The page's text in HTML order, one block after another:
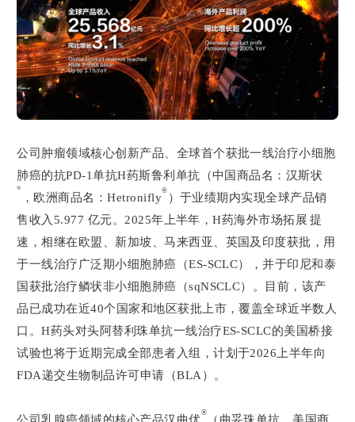
公司肿瘤领域核心创新产品、全球首个获批一线治疗小细胞
肺癌的抗PD-1单抗H药斯鲁利单抗 （中国商品名：汉斯状
®
，欧洲商品名：Hetronifly
®
）于业绩期内实现全球产品销
售收入5.977 亿元。2025年上半年，H药海外市场拓展提
速，相继在欧盟、新加坡、马来西亚、英国及印度获批，用
于一线治疗广泛期小细胞肺癌（ES-SCLC），并于印尼和泰
国获批治疗鳞状非小细胞肺癌（sqNSCLC）。目前，该产
品已成功在近40个国家和地区获批上市，覆盖全球近半数人
口。H药头对头阿替利珠单抗一线治疗ES-SCLC的美国桥接
试验也将于近期完成全部患者入组，计划于2026上半年向
FDA递交生物制品许可申请（BLA）。
公司乳腺癌领域的核心产品汉曲优
®
（曲妥珠单抗，美国商